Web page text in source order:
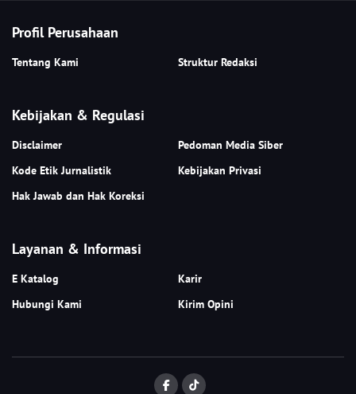
Profil Perusahaan
Tentang Kami Struktur Redaksi
Kebijakan & Regulasi
Disclaimer
Pedoman Media Siber
Kode Etik Jurnalistik
Kebijakan Privasi
Hak Jawab dan Hak Koreksi
Layanan & Informasi
E Katalog
Karir
Hubungi Kami
Kirim Opini